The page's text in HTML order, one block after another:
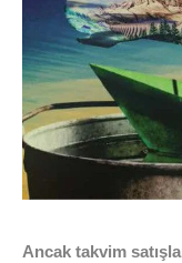
Ancak takvim